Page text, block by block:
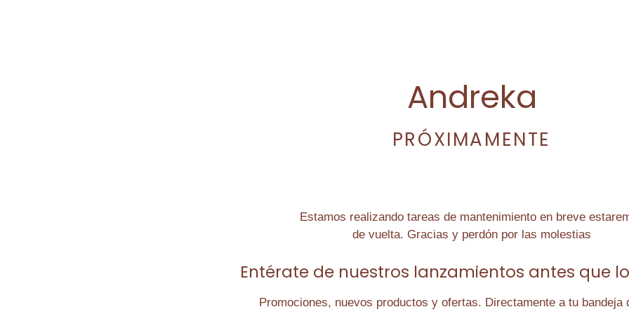
Andreka
PRÓXIMAMENTE
Estamos realizando tareas de mantenimiento en breve
de vuelta. Gracias y perdón por las molestias
Entérate de nuestros lanzamientos antes que
Promociones, nuevos productos y ofertas. Directamente a tu bandeja